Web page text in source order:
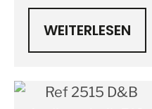
WEITERLESEN